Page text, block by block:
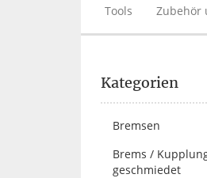
Tools Zubehör
Kategorien
Bremsen
Brems /
geschmiedet